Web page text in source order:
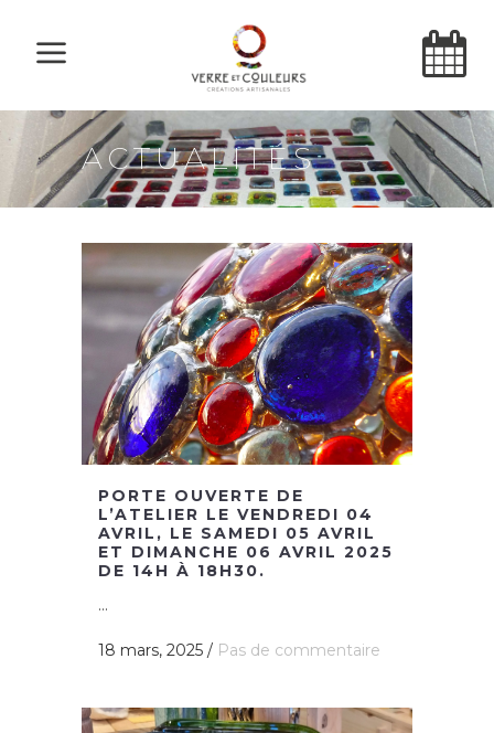
ACTUALITÉS
PORTE OUVERTE DE
L’ATELIER LE VENDREDI 04
AVRIL, LE SAMEDI 05 AVRIL
ET DIMANCHE 06 AVRIL 2025
DE 14H À 18H30.
...
18 mars, 2025 / Pas de commentaire